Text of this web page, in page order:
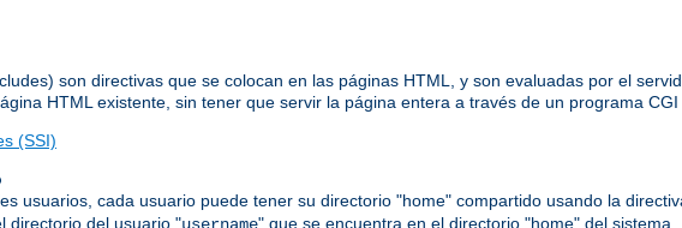
son directivas que se colocan en las páginas HTML, y son evaluadas por el
HTML existente, sin tener que servir la página entera a través de un programa
(SSI)
usuarios, cada usuario puede tener su directorio "home" compartido usando la
directorio del usuario "username" que se encuentra en el directorio "home" del sistema.